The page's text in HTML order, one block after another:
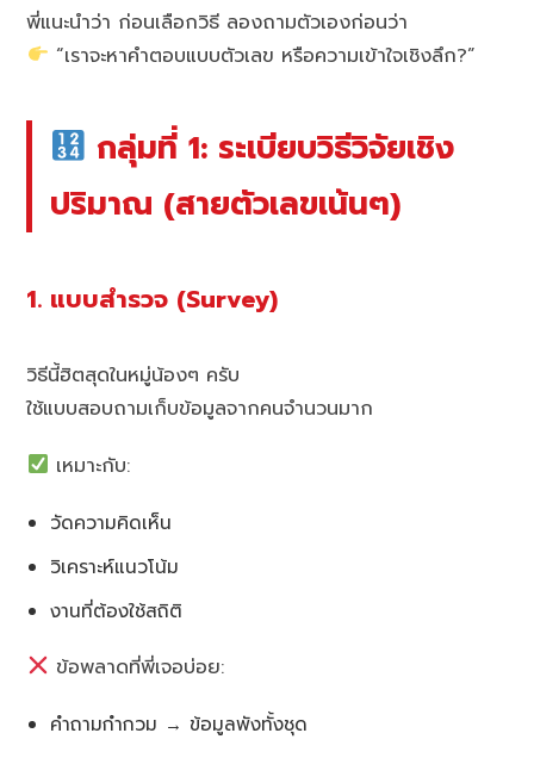
พี่แนะนำว่า ก่อนเลือกวิธี ลองถามตัวเองก่อนว่า
“เราจะหาคำตอบแบบตัวเลข หรือความเข้าใจเชิงลึก?”
กลุ่มที่ 1: ระเบียบวิธีวิจัยเชิง
ปริมาณ (สายตัวเลขเน้นๆ)
1. แบบสำรวจ (Survey)
วิธีนี้ฮิตสุดในหมู่น้องๆ ครับ
ใช้แบบสอบถามเก็บข้อมูลจากคนจำนวนมาก
เหมาะกับ:
วัดความคิดเห็น
วิเคราะห์แนวโน้ม
งานที่ต้องใช้สถิติ
ข้อพลาดที่พี่เจอบ่อย:
คำถามกำกวม → ข้อมูลพังทั้งชุด